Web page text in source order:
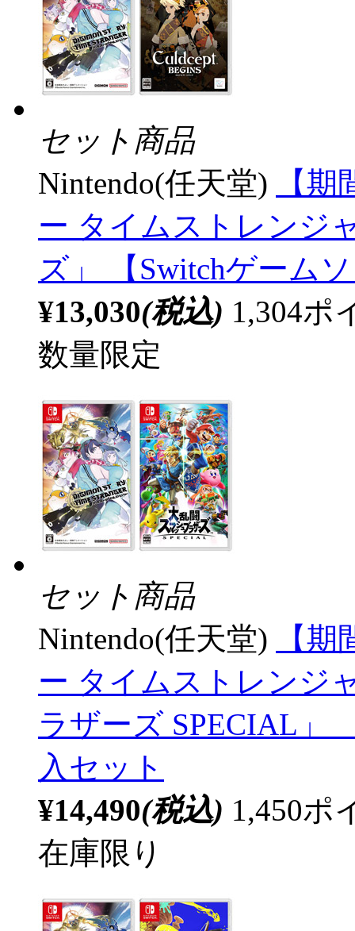
セット商品
Nintendo(任天堂)
【
ー タイムストレンジ
ズ」 【Switchゲーム
¥13,030(税込) 1,304ポ
数量限定
セット商品
Nintendo(任天堂)
【
ー タイムストレンジ
ラザーズ SPECIAL」
入セット
¥14,490(税込) 1,450ポ
在庫限り